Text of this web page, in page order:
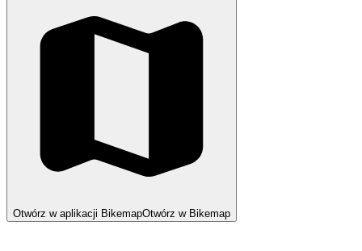
Otwórz w aplikacji BikemapOtwórz w Bikemap